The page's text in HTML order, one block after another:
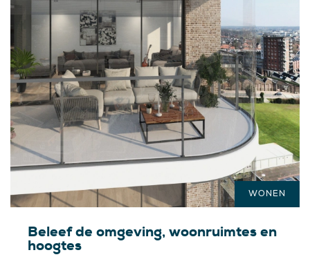
Beleef de omgeving, woonruimtes en
hoogtes
WONEN